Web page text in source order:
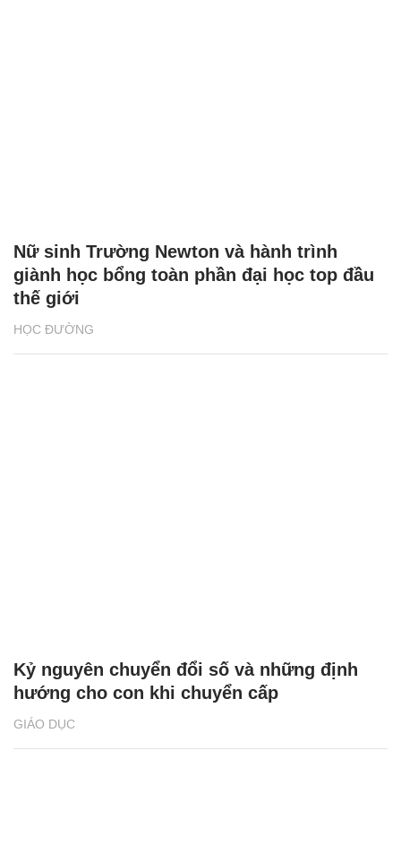
HỌC ĐƯỜNG
Nữ sinh Trường Newton và hành trình
giành học bổng toàn phần đại học top đầu
thế giới
GIÁO DỤC
Kỷ nguyên chuyển đổi số và những định
hướng cho con khi chuyển cấp